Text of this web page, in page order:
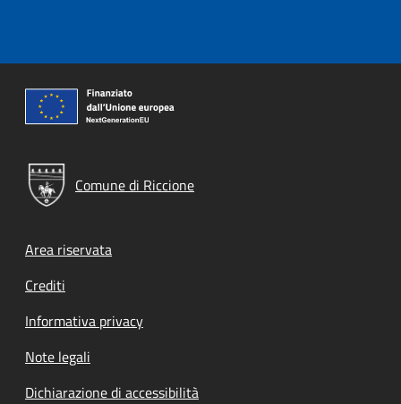
Comune di Riccione
Footer menu
Area riservata
Crediti
Informativa privacy
Note legali
Dichiarazione di accessibilità